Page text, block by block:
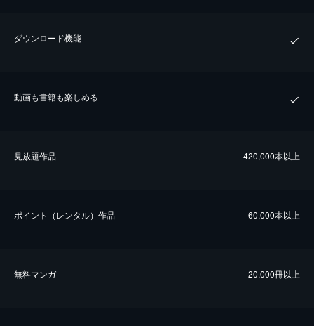
ダウンロード機能
動画も書籍も楽しめる
⾒放題作品 420,000本以上
ポイント（レンタル）作品 60,000本以上
無料マンガ 20,000冊以上